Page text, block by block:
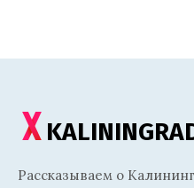
Рассказываем о